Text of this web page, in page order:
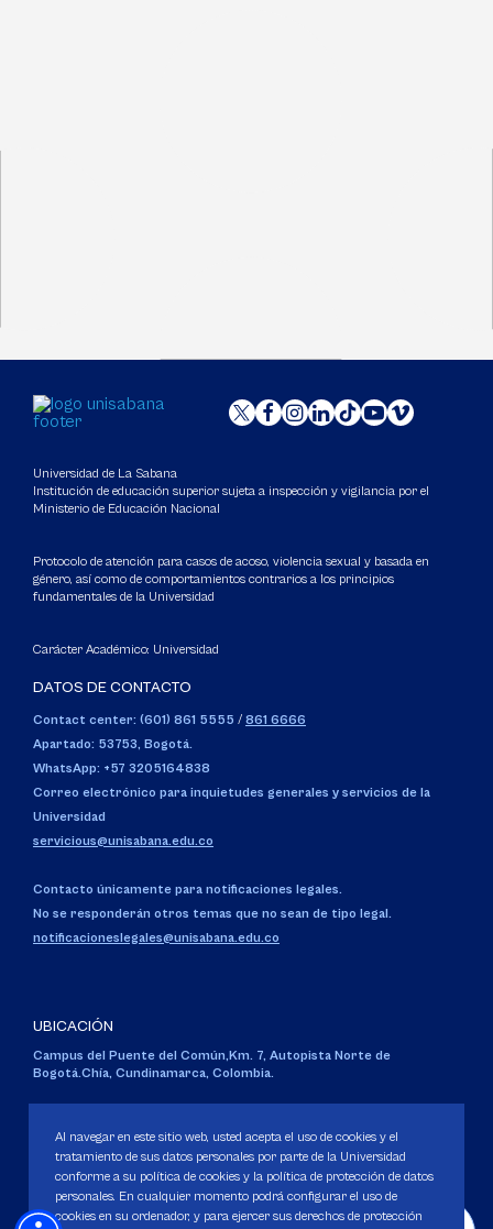
Universidad de La Sabana
Institución de educación superior sujeta a inspección y vigilancia por el
Ministerio de Educación Nacional
Protocolo de atención para casos de acoso, violencia sexual y basada en
género, así como de comportamientos contrarios a los principios
fundamentales de la Universidad
Carácter Académico: Universidad
DATOS DE CONTACTO
Contact center: (601) 861 5555 / 861 6666
Apartado: 53753, Bogotá.
WhatsApp: +57 3205164838
Correo electrónico para inquietudes generales y servicios de la
Universidad
servicious@unisabana.edu.co
Contacto únicamente para notificaciones legales.
No se responderán otros temas que no sean de tipo legal.
notificacioneslegales@unisabana.edu.co
UBICACIÓN
Campus del Puente del Común,Km. 7, Autopista Norte de
Bogotá.Chía, Cundinamarca, Colombia.
Personería Jurídica:Resolución 130 del 14 de enero de 1980.
Ministerio de Educación Nacional.
Al navegar en este sitio web, usted acepta el uso de cookies y el
tratamiento de sus datos personales por parte de la Universidad
conforme a su política de cookies y la política de protección de datos
personales. En cualquier momento podrá configurar el uso de
cookies en su ordenador, y para ejercer sus derechos de protección